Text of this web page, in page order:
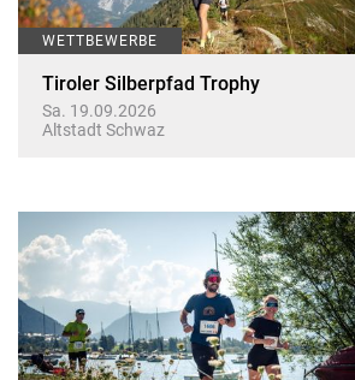
WETTBEWERBE
Tiroler Silberpfad Trophy
Sa. 19.09.2026
Altstadt Schwaz